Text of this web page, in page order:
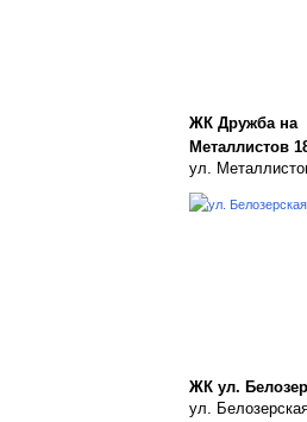
ЖК Дружба на
Металлистов
ул.
ЖК ул.
ул.